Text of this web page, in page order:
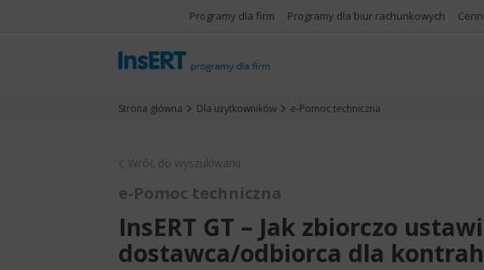
Programy dla firm Programy dla biur rachunkowych
Strona główna Dla użytkowników e-Pomoc techniczna
Wróć do wyszukiwarki
e-Pomoc techniczna
InsERT GT – Jak zbiorczo
dostawca/odbiorca dla